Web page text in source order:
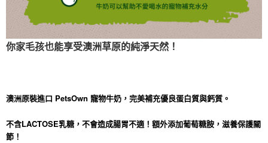
你家毛孩也能享受澳洲草原的純淨天然！
澳洲原裝進口 PetsOwn 寵物牛奶，完美補充優良蛋白質與鈣質。
不含LACTOSE乳糖，不會造成腸胃不適！額外添加葡萄糖胺，滋養保護關
節！